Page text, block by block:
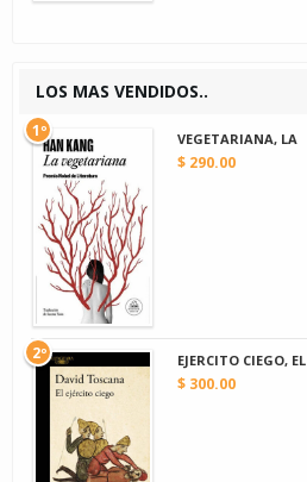
LOS MAS VENDIDOS..
VEGETARIANA, LA
$ 290.00
1º
EJERCITO CIEGO, EL
$ 300.00
2º